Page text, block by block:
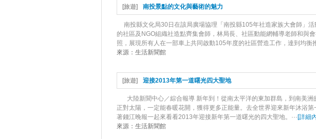
[旅遊] 南投景點的文化與藝術的魅力
南投縣文化局30日在該局廣場協理「南投縣105年社造家族大會師」
的社區及NGO組織社造點齊集會師，林局長、社區動能網輔導老師和與
照，展現所有人在一部車上共同啟動105年度的社區營造工作，達到均衡推
來源： 生活新聞館
[旅遊] 迎接2013年第一道曙光四大聖地
大陸新聞中心／綜合報導 新年到！從南太平洋的東加群島，到南美
正對太陽，一定能春暖花開，獲得更多正能量。去全世界迎來新年沐浴
著錢江晚報一起來看看2013年迎接新年第一道曙光的四大聖地。···[詳細
來源： 生活新聞館